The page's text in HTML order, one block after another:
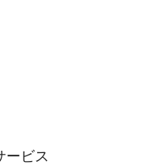
ービス